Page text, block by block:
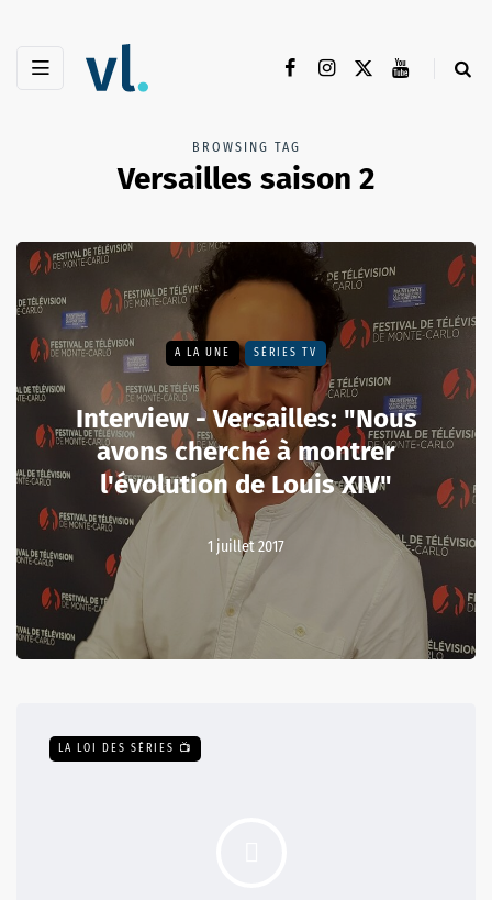
BROWSING TAG
Versailles saison 2
A LA UNE SÉRIES TV
Interview - Versailles: "Nous
avons cherché à montrer
l'évolution de Louis XIV"
1 juillet 2017
LA LOI DES SÉRIES 📺